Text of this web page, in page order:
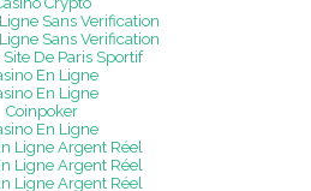
Sans Verification
Sans Verification
De Paris Sportif
En Ligne
En Ligne
Coinpoker
En Ligne
Ligne Argent Réel
Ligne Argent Réel
Ligne Argent Réel